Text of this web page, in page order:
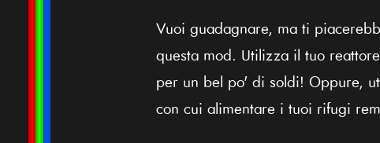
Vuoi guadagnare, ma ti
questa mod. Utilizza il tuo
per un bel po' di soldi! Oppure,
con cui alimentare i tuoi rifugi